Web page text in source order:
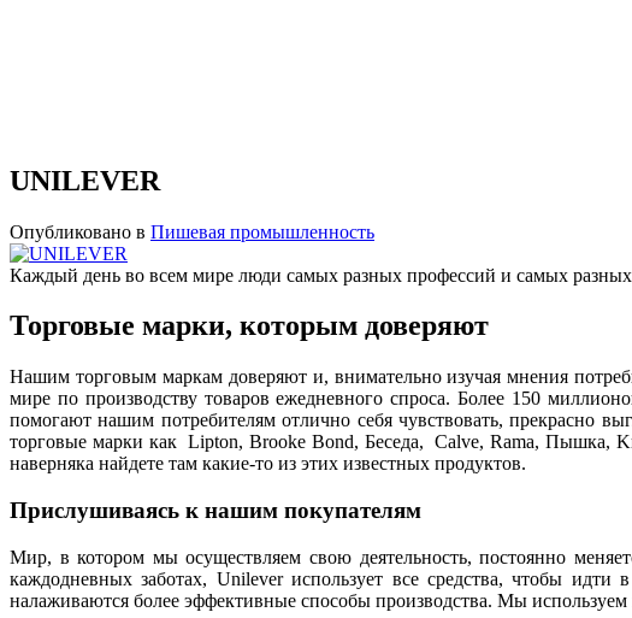
UNILEVER
Опубликовано в Пишевая промышленность
Каждый день во всем мире люди самых разных профессий и самых
Торговые марки, которым доверяют
Нашим торговым маркам доверяют и, внимательно изучая мнения
мире по производству товаров ежедневного спроса. Более 150
помогают нашим потребителям отлично себя чувствовать, прекрасно
торговые марки как Lipton, Brooke Bond, Беседа, Calve, Rama, Пышка,
наверняка найдете там какие-то из этих известных продуктов.
Прислушиваясь к нашим покупателям
Мир, в котором мы осуществляем свою деятельность, постоянно
каждодневных заботах, Unilever использует все средства, чтобы
налаживаются более эффективные способы производства. Мы